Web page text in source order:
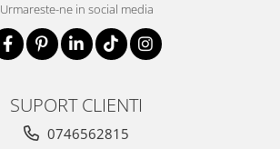
Urmareste-ne in social media
SUPORT CLIENTI
0746562815